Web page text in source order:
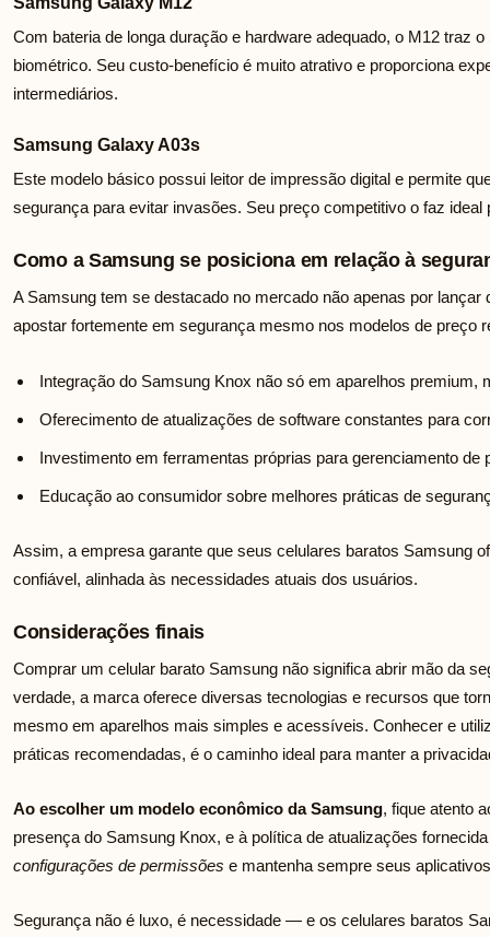
Com bateria de longa duração e hardware adequado, o M12 traz
biométrico. Seu custo-benefício é muito atrativo e proporciona
intermediários.
Samsung Galaxy A03s
Este modelo básico possui leitor de impressão digital e permite
segurança para evitar invasões. Seu preço competitivo o faz
Como a Samsung se posiciona em relação à
A Samsung tem se destacado no mercado não apenas por
apostar fortemente em segurança mesmo nos modelos de preço
Integração do Samsung Knox não só em aparelhos premium,
Oferecimento de atualizações de software constantes para
Investimento em ferramentas próprias para gerenciamento de
Educação ao consumidor sobre melhores práticas de
Assim, a empresa garante que seus celulares baratos Samsung
confiável, alinhada às necessidades atuais dos usuários.
Considerações finais
Comprar um celular barato Samsung não significa abrir mão da
verdade, a marca oferece diversas tecnologias e recursos que
mesmo em aparelhos mais simples e acessíveis. Conhecer e
práticas recomendadas, é o caminho ideal para manter a
Ao escolher um modelo econômico da Samsung, fique atento
presença do Samsung Knox, e à política de atualizações
configurações de permissões e mantenha sempre seus
Segurança não é luxo, é necessidade — e os celulares baratos